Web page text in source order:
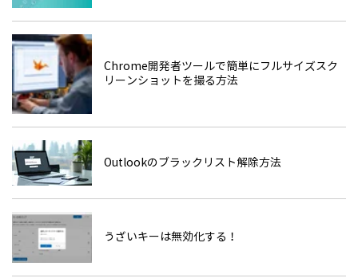
Chrome開発者ツールで簡単にフルサイズスク
リーンショットを撮る方法
Outlookのブラックリスト解除方法
うざいキーは無効化する！